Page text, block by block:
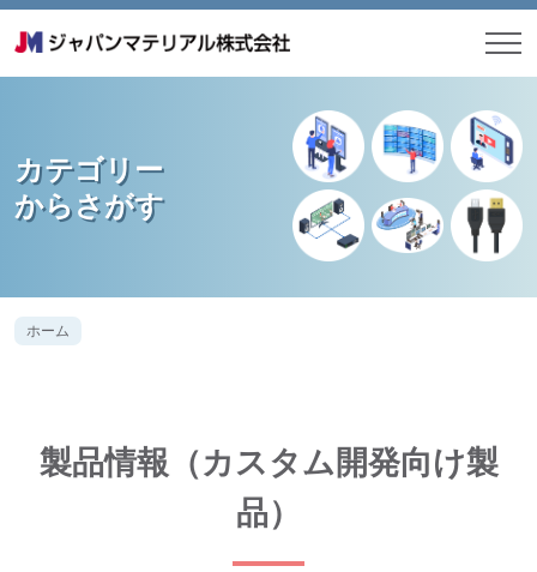
カテゴリー
からさがす
ホーム
製品情報（カスタム開発向け製
品）